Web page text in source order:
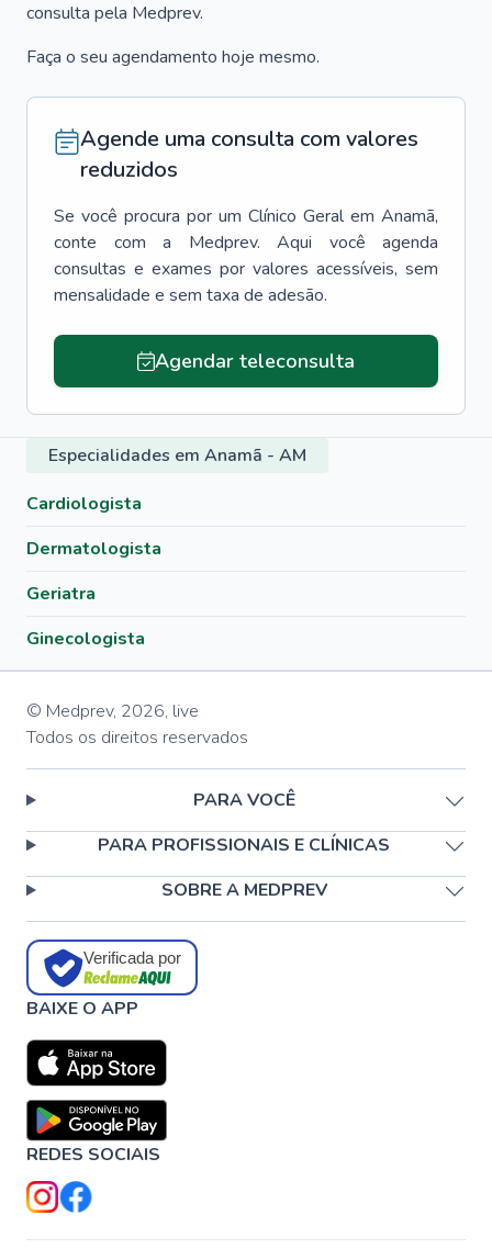
consulta pela Medprev.
Faça o seu agendamento hoje mesmo.
Agende uma consulta com valores
reduzidos
Se você procura por um Clínico Geral em Anamã,
conte com a Medprev. Aqui você agenda
consultas e exames por valores acessíveis, sem
mensalidade e sem taxa de adesão.
Agendar teleconsulta
Especialidades em Anamã - AM
Cardiologista
Dermatologista
Geriatra
Ginecologista
© Medprev, 2026, live
Todos os direitos reservados
PARA VOCÊ
PARA PROFISSIONAIS E CLÍNICAS
SOBRE A MEDPREV
Verificada por
BAIXE O APP
REDES SOCIAIS